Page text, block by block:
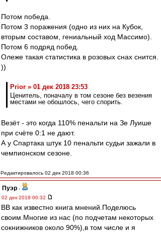
Потом победа.
Потом 3 поражения (одно из них на Кубок,
вторым составом, гениальный ход Массимо).
Потом 6 подряд побед.
Олеже такая статистика в розовых снах снится.
))
Prior » 01 дек 2018 23:53
Ценитель, поначалу в том сезоне без везения
местами не обошлось, чего спорить.
Везёт - это когда 110% пенальти на Зе Луише
при счёте 0:1 не дают.
А у Спартака штук 10 пенальти судьи зажали в
чемпионском сезоне.
Редактировалось 02 дек 2018 00:36
Пуэр -
02 дек 2018 00:32
ВВ как известно книга мнений.Поделюсь
своим.Многие из нас (по подчетам некоторых
сокнижников около 90%),в том числе и я